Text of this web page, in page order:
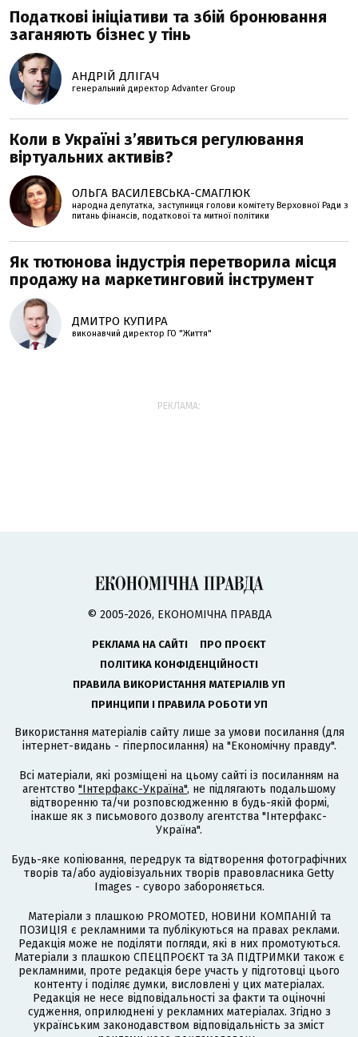
Податкові ініціативи та збій бронювання
заганяють бізнес у тінь
АНДРІЙ ДЛІГАЧ
генеральний директор Advanter Group
Коли в Україні з’явиться регулювання
віртуальних активів?
ОЛЬГА ВАСИЛЕВСЬКА-СМАГЛЮК
народна депутатка, заступниця голови комітету Верховної Ради з
питань фінансів, податкової та митної політики
Як тютюнова індустрія перетворила місця
продажу на маркетинговий інструмент
ДМИТРО КУПИРА
виконавчий директор ГО "Життя"
РЕКЛАМА:
© 2005-2026, ЕКОНОМІЧНА ПРАВДА
РЕКЛАМА НА САЙТІ
ПРО ПРОЄКТ
ПОЛІТИКА КОНФІДЕНЦІЙНОСТІ
ПРАВИЛА ВИКОРИСТАННЯ МАТЕРІАЛІВ УП
ПРИНЦИПИ І ПРАВИЛА РОБОТИ УП
Використання матеріалів сайту лише за умови посилання (для
інтернет-видань - гіперпосилання) на "Економічну правду".
Всі матеріали, які розміщені на цьому сайті із посиланням на
агентство "Інтерфакс-Україна", не підлягають подальшому
відтворенню та/чи розповсюдженню в будь-якій формі,
інакше як з письмового дозволу агентства "Інтерфакс-
Україна".
Будь-яке копіювання, передрук та відтворення фотографічних
творів та/або аудіовізуальних творів правовласника Getty
Images - суворо забороняється.
Матеріали з плашкою PROMOTED, НОВИНИ КОМПАНІЙ та
ПОЗИЦІЯ є рекламними та публікуються на правах реклами.
Редакція може не поділяти погляди, які в них промотуються.
Матеріали з плашкою СПЕЦПРОЄКТ та ЗА ПІДТРИМКИ також є
рекламними, проте редакція бере участь у підготовці цього
контенту і поділяє думки, висловлені у цих матеріалах.
Редакція не несе відповідальності за факти та оціночні
судження, оприлюднені у рекламних матеріалах. Згідно з
українським законодавством відповідальність за зміст